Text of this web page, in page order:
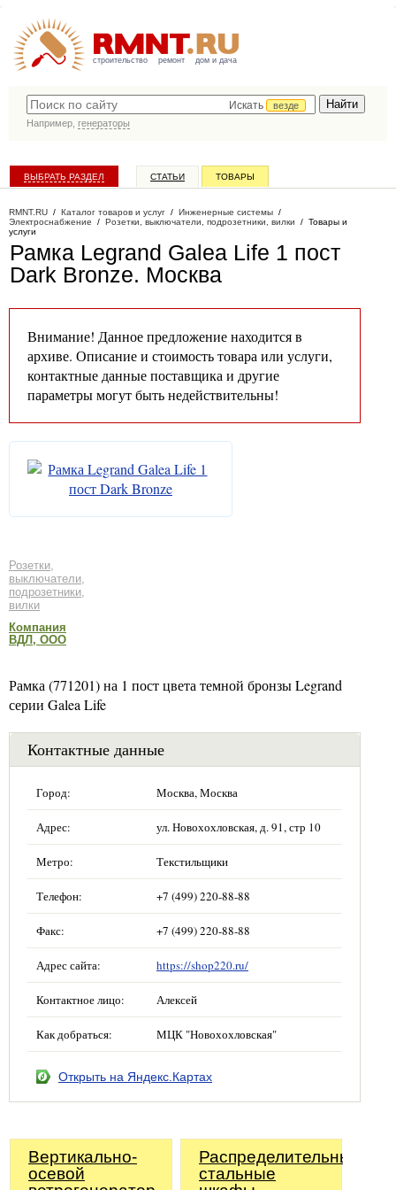
строительство ремонт дом и дача
Искать
везде
Например, генераторы
ВЫБРАТЬ РАЗДЕЛ СТАТЬИ ТОВАРЫ
RMNT.RU / Каталог товаров и услуг / Инженерные системы /
Электроснабжение / Розетки, выключатели, подрозетники, вилки / Товары и
услуги
Рамка Legrand Galea Life 1 пост
Dark Bronze. Москва
Внимание! Данное предложение находится в
архиве. Описание и стоимость товара или услуги,
контактные данные поставщика и другие
параметры могут быть недействительны!
Розетки,
выключатели,
подрозетники,
вилки
Компания
ВДЛ, ООО
Рамка (771201) на 1 пост цвета темной бронзы Legrand
серии Galea Life
Контактные данные
Город: Москва, Москва
Адрес: ул. Новохохловская, д. 91, стр 10
Метро: Текстильщики
Телефон: +7 (499) 220-88-88
Факс: +7 (499) 220-88-88
Адрес сайта: https://shop220.ru/
Контактное лицо: Алексей
Как добраться: МЦК "Новохохловская"
Открыть на Яндекс.Картах
Вертикально-
осевой
Распределительные
стальные